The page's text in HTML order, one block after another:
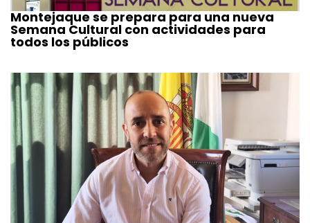
Montejaque se prepara para una nueva
Semana Cultural con actividades para
todos los públicos